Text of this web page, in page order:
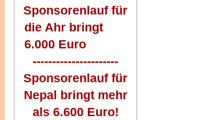
Sponsorenlauf für
die Ahr bringt
6.000 Euro
----------------------
Sponsorenlauf für
Nepal bringt mehr
als 6.600 Euro!